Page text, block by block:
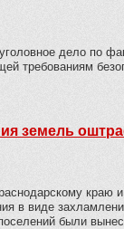
дело по
требованиям
земель
краю
в виде
были